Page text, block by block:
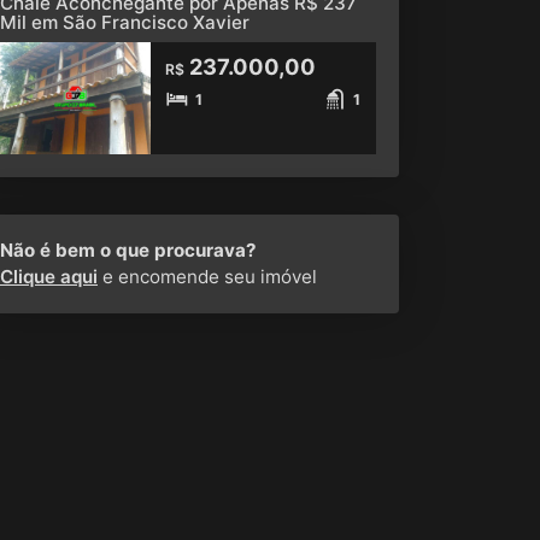
Mil em São Francisco Xavier
R$237.000,00
1 1
Não é bem o que procurava?
Clique aqui e encomende seu imóvel